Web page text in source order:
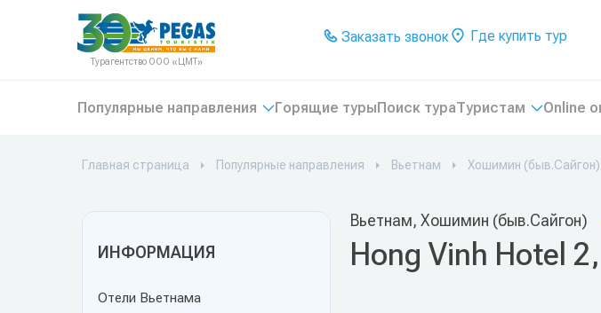
На главную
Турагентство ООО «ЦМТ»
Заказать звонок Где купить тур
Популярные направления Горящие турыПоиск тураТуристам Online
Главная страница Популярные направления Вьетнам Хошимин (быв.Сайгон)
ИНФОРМАЦИЯ
Отели Вьетнама
Вьетнам, Хошимин (быв.Сайгон)
Hong Vinh Hotel